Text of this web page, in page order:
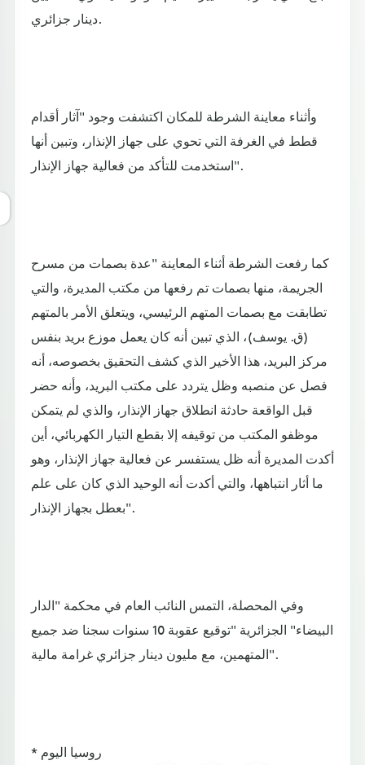
دينار جزائري.
وأثناء معاينة الشرطة للمكان اكتشفت وجود "آثار أقدام
قطط في الغرفة التي تحوي على جهاز الإنذار، وتبين أنها
استخدمت للتأكد من فعالية جهاز الإنذار".
كما رفعت الشرطة أثناء المعاينة "عدة بصمات من مسرح
الجريمة، منها بصمات تم رفعها من مكتب المديرة، والتي
تطابقت مع بصمات المتهم الرئيسي، ويتعلق الأمر بالمتهم
(ق. يوسف)، الذي تبين أنه كان يعمل موزع بريد بنفس
مركز البريد، هذا الأخير الذي كشف التحقيق بخصوصه، أنه
فصل عن منصبه وظل يتردد على مكتب البريد، وأنه حضر
قبل الواقعة حادثة انطلاق جهاز الإنذار، والذي لم يتمكن
موظفو المكتب من توقيفه إلا بقطع التيار الكهربائي، أين
أكدت المديرة أنه ظل يستفسر عن فعالية جهاز الإنذار، وهو
ما أثار انتباهها، والتي أكدت أنه الوحيد الذي كان على علم
بعطل بجهاز الإنذار".
وفي المحصلة، التمس النائب العام في محكمة "الدار
البيضاء" الجزائرية "توقيع عقوبة 10 سنوات سجنا ضد جميع
المتهمين، مع مليون دينار جزائري غرامة مالية".
* روسيا اليوم